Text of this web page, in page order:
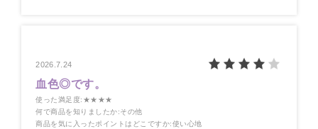
2026.7.24
血色◎です。
使った満足度:★★★★
何で商品を知りましたか:その他
商品を気に入ったポイントはどこですか:使い心地